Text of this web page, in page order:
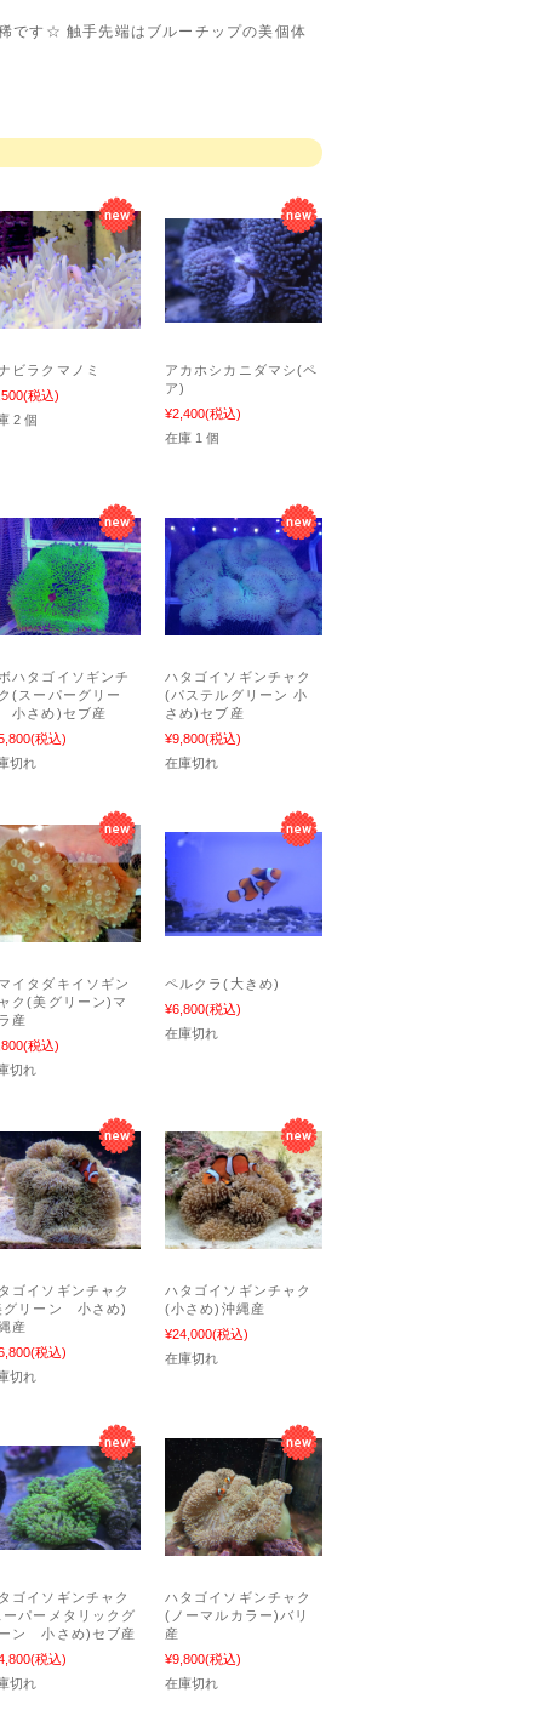
です☆ 触手先端はブルーチップの美個体
ビラクマノミ
(税込)
2 個
アカホシカニダマシ(ペ
ア)
¥2,400(税込)
在庫 1 個
ハタゴイソギンチ
(スーパーグリー
小さめ)セブ産
(税込)
切れ
ハタゴイソギンチャク
(パステルグリーン 小
さめ)セブ産
¥9,800(税込)
在庫切れ
イタダキイソギン
ク(美グリーン)マ
産
(税込)
切れ
ペルクラ(大きめ)
¥6,800(税込)
在庫切れ
ゴイソギンチャク
グリーン 小さめ)
産
(税込)
切れ
ハタゴイソギンチャク
(小さめ)沖縄産
¥24,000(税込)
在庫切れ
ゴイソギンチャク
ーパーメタリックグ
ン 小さめ)セブ産
(税込)
切れ
ハタゴイソギンチャク
(ノーマルカラー)バリ
産
¥9,800(税込)
在庫切れ